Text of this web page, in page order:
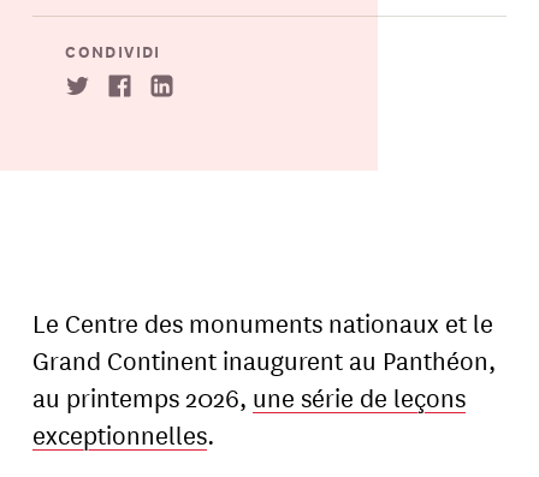
CONDIVIDI
Le Centre des monuments nationaux et le
Grand Continent inaugurent au Panthéon,
au printemps 2026, une série de leçons
exceptionnelles.